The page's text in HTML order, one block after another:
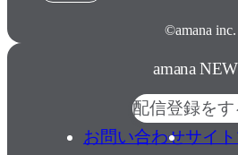
©amana inc.
amana
配信登録をす
お問い合わせサイ